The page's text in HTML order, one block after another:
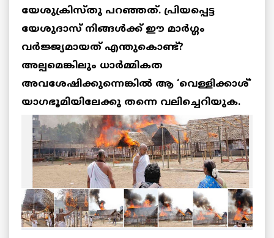
യേശുക്രിസ്തു പറഞ്ഞത്. പ്രിയപ്പെട്ട
യേശുദാസ് നിങ്ങള്‍ക്ക് ഈ മാര്‍ഗ്ഗം
വര്‍ജ്ജ്യമായത് എന്തുകൊണ്ട്?
അല്പമെങ്കിലും ധാര്‍മ്മികത
അവശേഷിക്കുന്നെങ്കില്‍ ആ ‘വെള്ളിക്കാശ്’
യാഗഭൂമിയിലേക്കു തന്നെ വലിച്ചെറിയുക.